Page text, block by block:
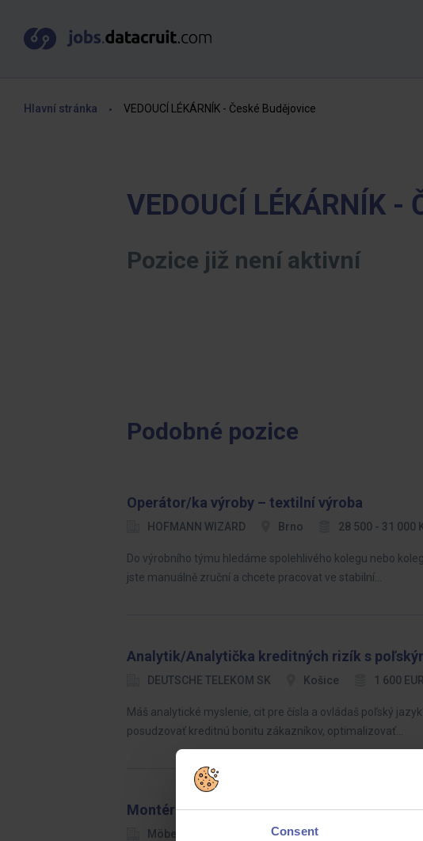
Consent
Hlavní stránka VEDOUCÍ LÉKÁRNÍK - České Budějovice
VEDOUCÍ LÉKÁRNÍK -
Pozice již není aktivní
Podobné pozice
Operátor/ka výroby – textilní výroba
HOFMANN WIZARD Brno 28 500 - 31 000
Do výrobního týmu hledáme spolehlivého kolegu nebo
jste manuálně zruční a chcete pracovat ve stabilní…
Analytik/Analytička kreditných rizík s
DEUTSCHE TELEKOM SK Košice 1 600
Máš analytické myslenie, cit pre čísla a ovládaš poľský
posudzovať kreditnú bonitu zákazníkov, optimalizovať…
Montér nábytku a kuchyní Möbelix Olomouc
Möbelix Olomoucký kraj